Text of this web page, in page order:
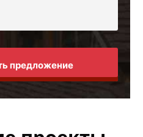
предложение